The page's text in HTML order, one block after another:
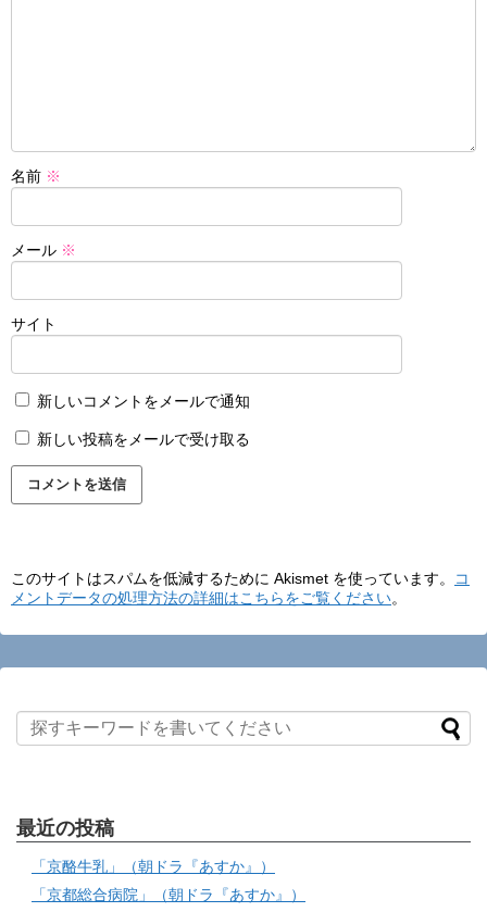
名前 ※
メール ※
サイト
新しいコメントをメールで通知
新しい投稿をメールで受け取る
このサイトはスパムを低減するために Akismet を使っています。
コ
メントデータの処理方法の詳細はこちらをご覧ください。
最近の投稿
「京酪牛乳」（朝ドラ『あすか』）
「京都総合病院」（朝ドラ『あすか』）